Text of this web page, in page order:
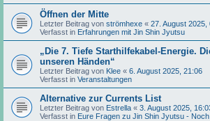
Öffnen der Mitte
Letzter Beitrag von strömhexe « 27. August 2025,
Verfasst in Erfahrungen mit Jin Shin Jyutsu
„Die 7. Tiefe Starthilfekabel-Energie.
unseren Händen“
Letzter Beitrag von Klee « 6. August 2025, 21:06
Verfasst in Veranstaltungen
Alternative zur Currents List
Letzter Beitrag von Estrella « 3. August 2025,
Verfasst in Eure Fragen zu Jin Shin Jyutsu -